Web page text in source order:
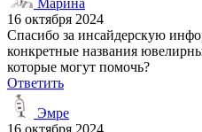
16 октября 2024
Спасибо за инсайдерскую
конкретные названия
которые могут помочь?
Ответить
Эмре
16 октября 2024